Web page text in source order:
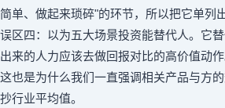
简单、做起来琐碎"的环节，所以把它单列出
误区四：以为五大场景投资能替代人。它
出来的人力应该去做回报对比的高价值动作
这也是为什么我们一直强调相关产品与方
抄行业平均值。